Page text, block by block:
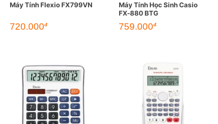
Máy Tính Flexio FX799VN
720.000đ
Máy Tính Học Sinh Casio
FX-880 BTG
759.000đ